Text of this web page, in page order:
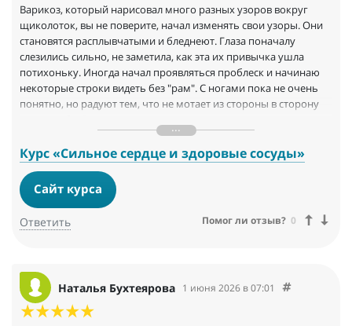
Варикоз, который нарисовал много разных узоров вокруг
щиколоток, вы не поверите, начал изменять свои узоры. Они
становятся расплывчатыми и бледнеют. Глаза поначалу
слезились сильно, не заметила, как эта их привычка ушла
потихоньку. Иногда начал проявляться проблеск и начинаю
некоторые строки видеть без "рам". С ногами пока не очень
понятно, но радуют тем, что не мотает из стороны в сторону
"вдовий" начинает растворяться.
Очень благодарна Даниле и всей его команде!
Курс «Сильное сердце и здоровые сосуды»
Сайт курса
Ответить Помог ли отзыв? 0
Наталья Бухтеярова 1 июня 2026 в 07:01